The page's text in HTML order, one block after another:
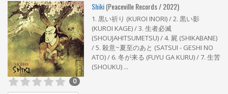
Shiki(Peaceville Records / 2022)
1. 黒い祈り (KUROI INORI) / 2. 黒い影
(KUROI KAGE) / 3. 生者必滅
(SHOUJAHITSUMETSU) / 4. 屍 (SHIKABANE)
/ 5. 殺意~夏至のあと (SATSUI - GESHI NO
ATO) / 6. 冬が来る (FUYU GA KURU) / 7. 生苦
(SHOUKU) ...
0